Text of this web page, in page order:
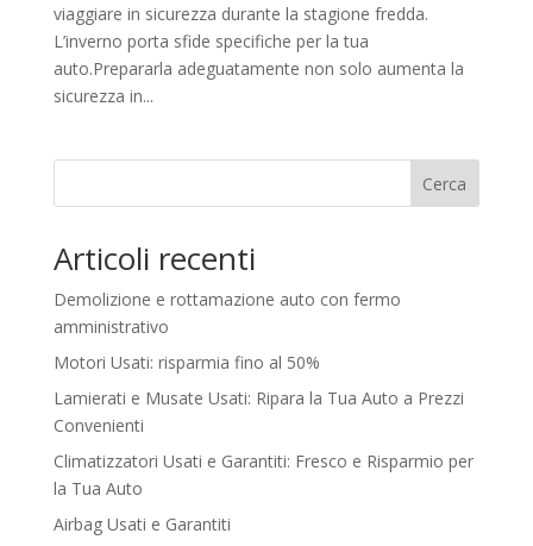
viaggiare in sicurezza durante la stagione fredda.
L’inverno porta sfide specifiche per la tua
auto.Prepararla adeguatamente non solo aumenta la
sicurezza in...
Cerca
Articoli recenti
Demolizione e rottamazione auto con fermo
amministrativo
Motori Usati: risparmia fino al 50%
Lamierati e Musate Usati: Ripara la Tua Auto a Prezzi
Convenienti
Climatizzatori Usati e Garantiti: Fresco e Risparmio per
la Tua Auto
Airbag Usati e Garantiti